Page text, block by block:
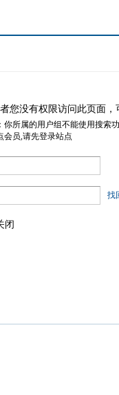
您没有权限访问此页面
你所属的用户组不能使用搜索
会员,请先登录站点
找
闭